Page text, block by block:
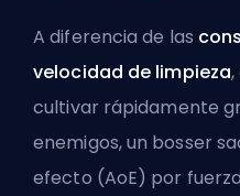
A diferencia de las
velocidad de limpieza
cultivar rápidamente
enemigos, un bosser
efecto (AoE) por